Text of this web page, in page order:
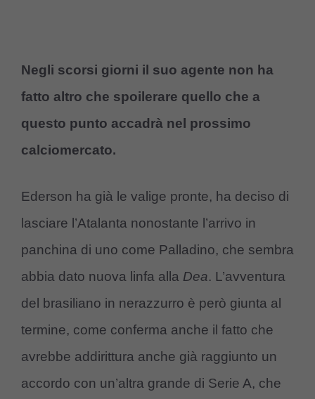
Negli scorsi giorni il suo agente non ha
fatto altro che spoilerare quello che a
questo punto accadrà nel prossimo
calciomercato.
Ederson ha già le valige pronte, ha deciso di
lasciare l’Atalanta nonostante l’arrivo in
panchina di uno come Palladino, che sembra
abbia dato nuova linfa alla Dea. L’avventura
del brasiliano in nerazzurro è però giunta al
termine, come conferma anche il fatto che
avrebbe addirittura anche già raggiunto un
accordo con un’altra grande di Serie A, che